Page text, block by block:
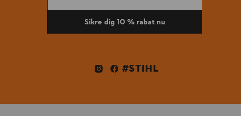
Sikre dig 10 % rabat nu
#STIHL